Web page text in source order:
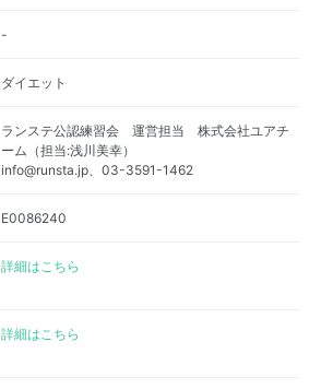
-
ダイエット
ランステ公認練習会 運営担当 株式会社ユアチ
ーム（担当:浅川美幸）
info@runsta.jp、03-3591-1462
E0086240
詳細はこちら
詳細はこちら